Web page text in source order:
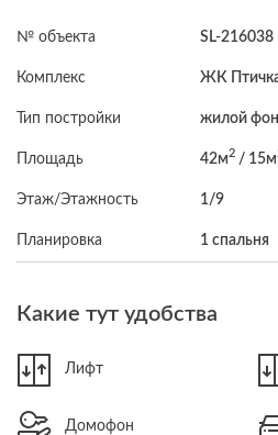
№ объекта SL-216038
Комплекс ЖК
Тип постройки жилой
Площадь 42м2 / 15м
Этаж/Этажность 1/9
Планировка 1 спальня
Какие тут удобства
Лифт
Домофон